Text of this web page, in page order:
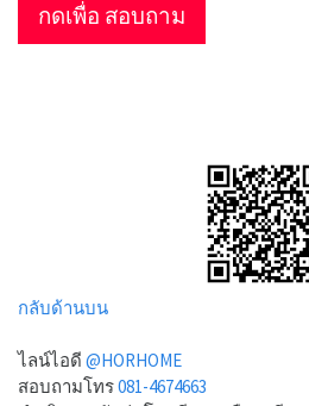
กดเพื่อ สอบถาม
กลับด้านบน
ไลน์ไอดี @HORHOME
สอบถามโทร081-4674663